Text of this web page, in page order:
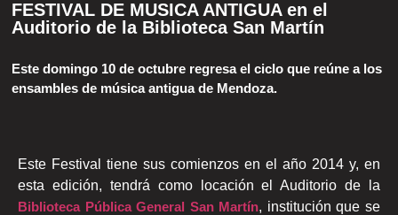
FESTIVAL DE MUSICA ANTIGUA en el
Auditorio de la Biblioteca San Martín
Este domingo 10 de octubre regresa el ciclo que reúne a los
ensambles de música antigua de Mendoza.
Este Festival tiene sus comienzos en el año 2014 y, en
esta edición, tendrá como locación el Auditorio de la
Biblioteca Pública General San Martín, institución que se